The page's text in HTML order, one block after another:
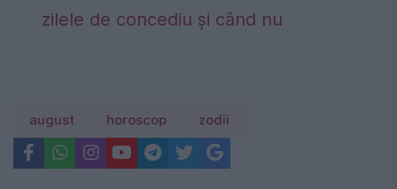
zilele de concediu și când nu
august horoscop zodii